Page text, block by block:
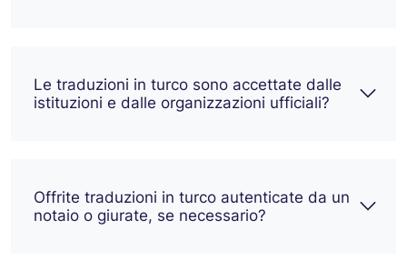
Le traduzioni in turco sono accettate dalle
istituzioni e dalle organizzazioni ufficiali?
Offrite traduzioni in turco autenticate da un
notaio o giurate, se necessario?